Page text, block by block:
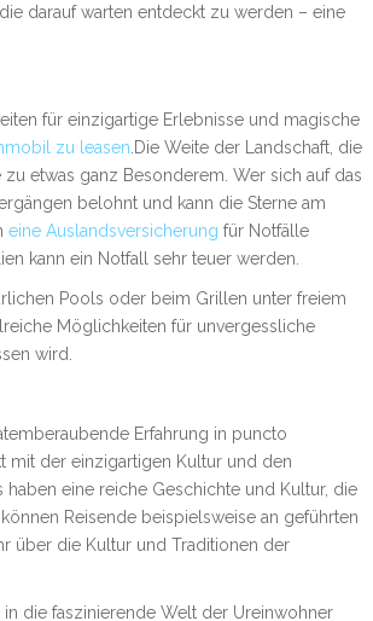
darauf warten entdeckt zu werden – eine
für einzigartige Erlebnisse und magische
zu leasen.Die Weite der Landschaft, die
etwas ganz Besonderem. Wer sich auf das
belohnt und kann die Sterne am
eine Auslandsversicherung für Notfälle
kann ein Notfall sehr teuer werden.
Pools oder beim Grillen unter freiem
Möglichkeiten für unvergessliche
wird.
Erfahrung in puncto
mit der einzigartigen Kultur und den
eine reiche Geschichte und Kultur, die
Reisende beispielsweise an geführten
über die Kultur und Traditionen der
die faszinierende Welt der Ureinwohner